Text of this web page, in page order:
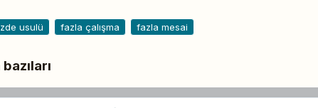
usulü fazla çalışma fazla mesai